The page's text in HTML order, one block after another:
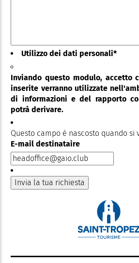
Utilizzo dei dati personali*
Inviando questo modulo, accetto
inserite verranno utilizzate
di informazioni e del rapporto
potrà derivare.
Questo campo è nascosto quando
E-mail destinataire